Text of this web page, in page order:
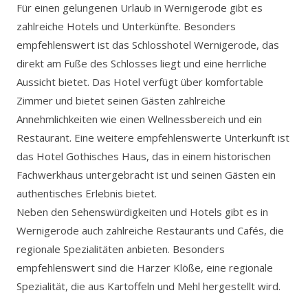
Für einen gelungenen Urlaub in Wernigerode gibt es
zahlreiche Hotels und Unterkünfte. Besonders
empfehlenswert ist das Schlosshotel Wernigerode, das
direkt am Fuße des Schlosses liegt und eine herrliche
Aussicht bietet. Das Hotel verfügt über komfortable
Zimmer und bietet seinen Gästen zahlreiche
Annehmlichkeiten wie einen Wellnessbereich und ein
Restaurant. Eine weitere empfehlenswerte Unterkunft ist
das Hotel Gothisches Haus, das in einem historischen
Fachwerkhaus untergebracht ist und seinen Gästen ein
authentisches Erlebnis bietet.
Neben den Sehenswürdigkeiten und Hotels gibt es in
Wernigerode auch zahlreiche Restaurants und Cafés, die
regionale Spezialitäten anbieten. Besonders
empfehlenswert sind die Harzer Klöße, eine regionale
Spezialität, die aus Kartoffeln und Mehl hergestellt wird.